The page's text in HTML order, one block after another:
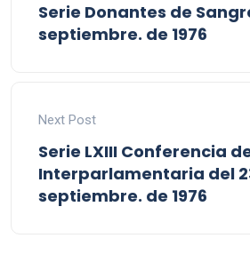
Serie Donantes de
septiembre. de 1976
Next Post
Serie LXIII Conferencia
Interparlamentaria del
septiembre. de 1976